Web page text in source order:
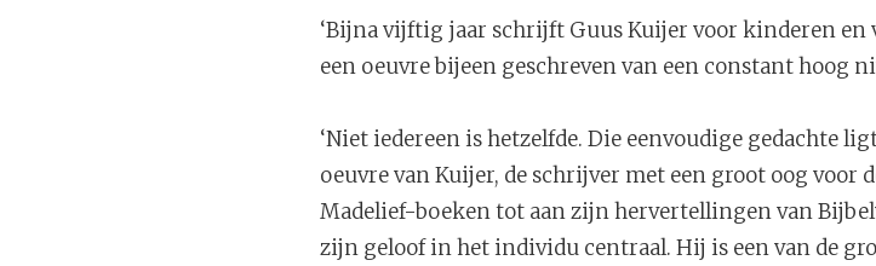
‘Bijna vijftig jaar schrijft Guus Kuijer voor kinderen en
een oeuvre bijeen geschreven van een constant hoog
‘Niet iedereen is hetzelfde. Die eenvoudige gedachte
oeuvre van Kuijer, de schrijver met een groot oog
Madelief-boeken tot aan zijn hervertellingen van
zijn geloof in het individu centraal. Hij is een van de